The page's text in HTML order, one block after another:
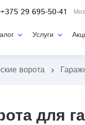
+375 29 695-50-41
expand_more Услуги expand_more
ворота chevron_right
для